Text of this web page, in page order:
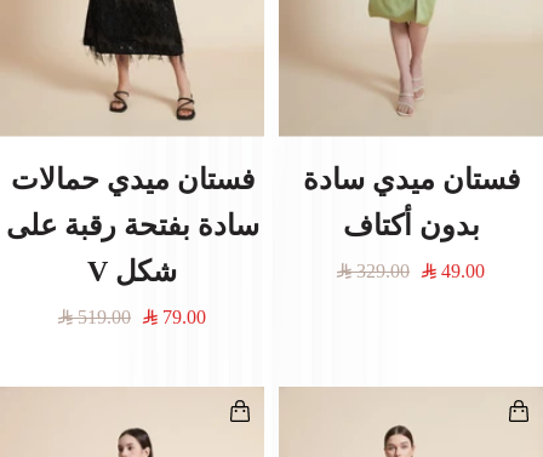
فستان ميدي سادة
بدون أكتاف
السعر
49.00
السعر
329.00
فستان ميدي حمالات
سادة بفتحة رقبة على
شكل V
السعر
79.00
السعر
519.00